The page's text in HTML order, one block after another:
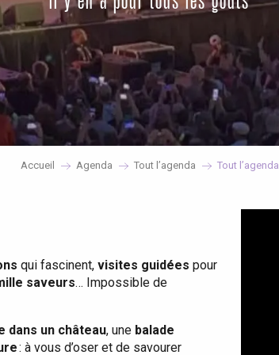
Accueil Agenda Tout l’agenda Tout l’agenda
qui fascinent, visites guidées pour
saveurs… Impossible de
dans un château, une balade
: à vous d’oser et de savourer